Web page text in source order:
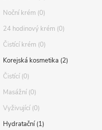
Noční krém 0
24 hodinový krém 0
Čistící krém 0
Korejská kosmetika 2
Čistící 0
Masážní 0
Vyživující 0
Hydratační 1